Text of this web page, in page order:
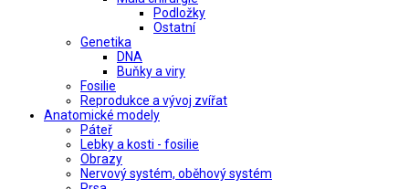
Podložky
Ostatní
Genetika
DNA
Buňky a viry
Fosilie
Reprodukce a vývoj zvířat
Anatomické modely
Páteř
Lebky a kosti - fosilie
Obrazy
Nervový systém, oběhový systém